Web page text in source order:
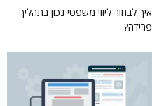
איך לבחור ליווי משפטי נכון בתהליך
פרידה?